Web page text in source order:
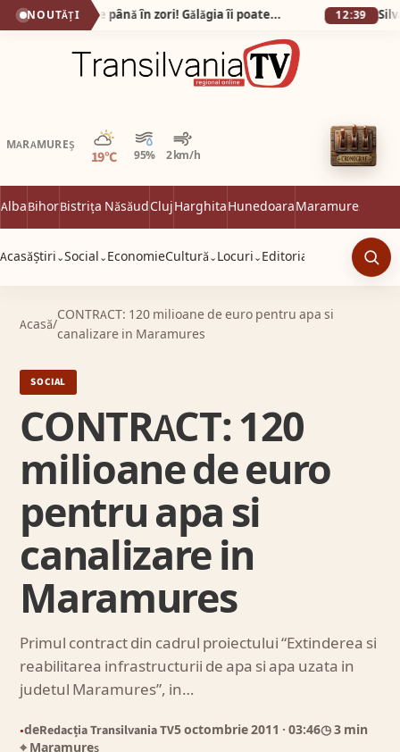
NOUTĂȚI Gata cu petrecerile până în zori! Gălăgia îi poate costa pe scandalagii până la 12.000 de lei! 12:39
MARAMUREȘ
19°C 95% 2 km/h
Parțial noros
AlbaBihorBistrița NăsăudClujHarghitaHunedoaraMaramureș
AcasăȘtiri ⌄Social ⌄ EconomieCultură ⌄ Locuri ⌄ Editorial
Acasă/
CONTRACT: 120 milioane de euro pentru apa si
canalizare in Maramures
SOCIAL
CONTRACT: 120
milioane de euro
pentru apa si
canalizare in
Maramures
Primul contract din cadrul proiectului “Extinderea si
reabilitarea infrastructurii de apa si apa uzata in
judetul Maramures”, in…
●deRedacția Transilvania TV5 octombrie 2011 · 03:46◷ 3 min
⌖ Maramureș